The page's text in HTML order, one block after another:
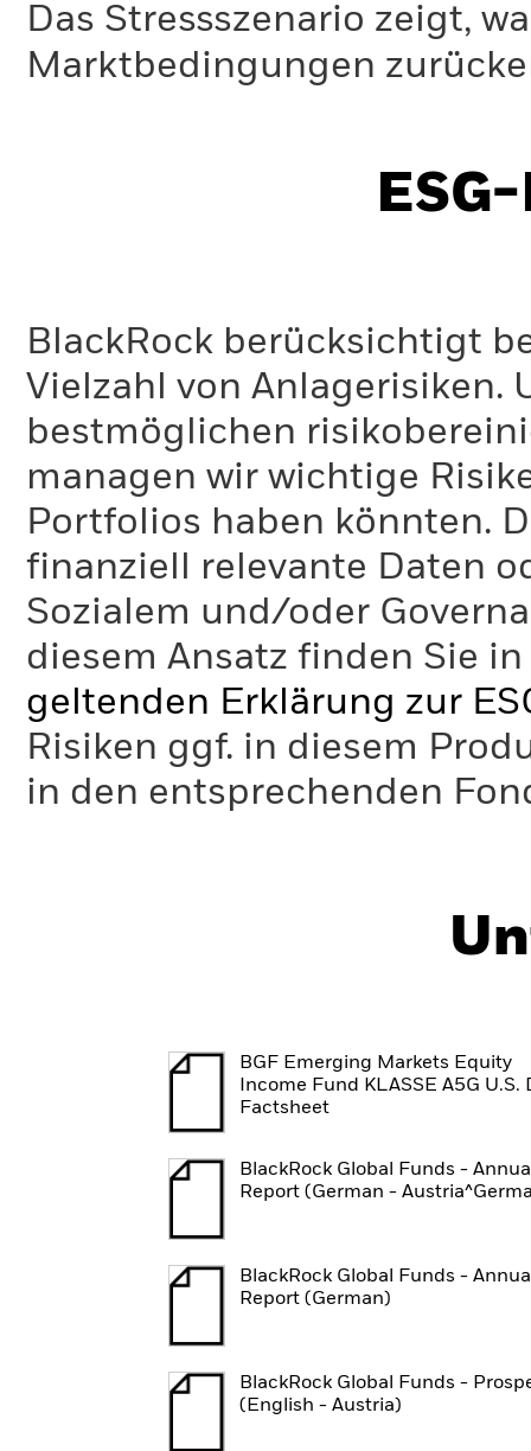
Das Stressszenario zeigt,
Marktbedingungen
BlackRock berücksichtigt
Vielzahl von Anlagerisiken.
bestmöglichen
managen wir wichtige
Portfolios haben könnten.
finanziell relevante Daten
Sozialem und/oder
diesem Ansatz finden Sie
geltenden Erklärung zur
Risiken ggf. in diesem
in den entsprechenden
BGF Emerging Markets Equity
Income Fund KLASSE A5G U.S.
Factsheet
BlackRock Global Funds -
Report (German -
BlackRock Global Funds -
Report (German)
BlackRock Global Funds -
(English - Austria)